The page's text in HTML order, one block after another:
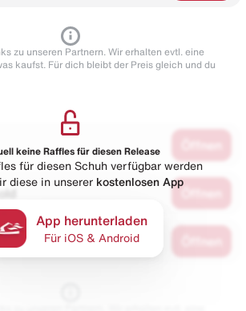
zu unseren Partnern. Wir erhalten evtl. eine
kaufst. Für dich bleibt der Preis gleich und du
keine Raffles für diesen Release
für diesen Schuh verfügbar werden
diese in unserer kostenlosen App
App herunterladen
Für iOS & Android